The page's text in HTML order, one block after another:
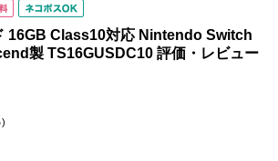
16GB Class10対応 Nintendo Switch
製 TS16GUSDC10 評価・レビュー